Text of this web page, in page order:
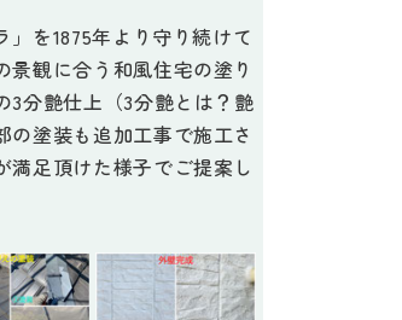
を1875年より守り続けて
観に合う和風住宅の塗り
3分艶仕上（3分艶とは？艶
塗装も追加工事で施工さ
満足頂けた様子でご提案し